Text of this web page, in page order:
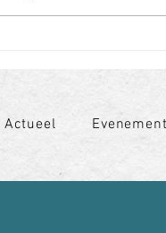
Actueel